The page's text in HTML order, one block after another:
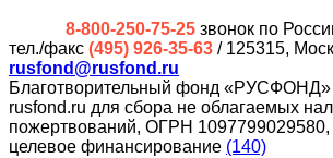
8-800-250-75-25 звонок по
тел./факс (495) 926-35-63 / 125315,
rusfond@rusfond.ru
Благотворительный фонд «РУСФОНД»
rusfond.ru для сбора не облагаемых
пожертвований, ОГРН 1097799029580,
целевое финансирование (140)